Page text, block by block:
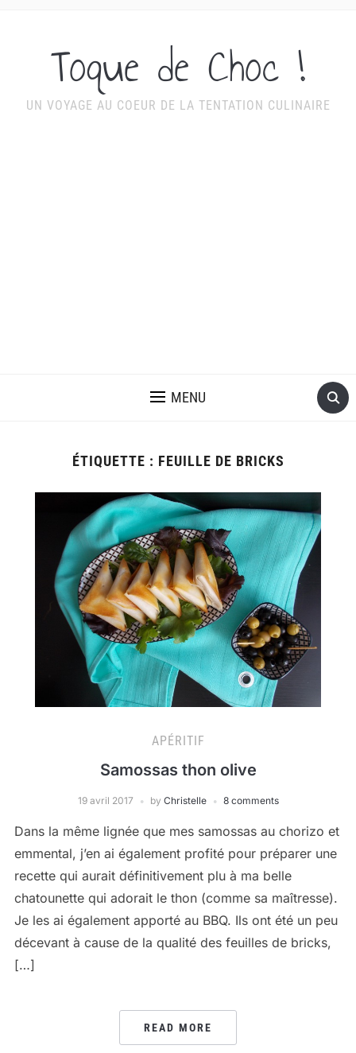
Toque de Choc !
UN VOYAGE AU COEUR DE LA TENTATION CULINAIRE
MENU
ÉTIQUETTE : FEUILLE DE BRICKS
APÉRITIF
Samossas thon olive
19 avril 2017 by Christelle 8 comments
Dans la même lignée que mes samossas au chorizo et
emmental, j’en ai également profité pour préparer une
recette qui aurait définitivement plu à ma belle
chatounette qui adorait le thon (comme sa maîtresse).
Je les ai également apporté au BBQ. Ils ont été un peu
décevant à cause de la qualité des feuilles de bricks,
[…]
READ MORE